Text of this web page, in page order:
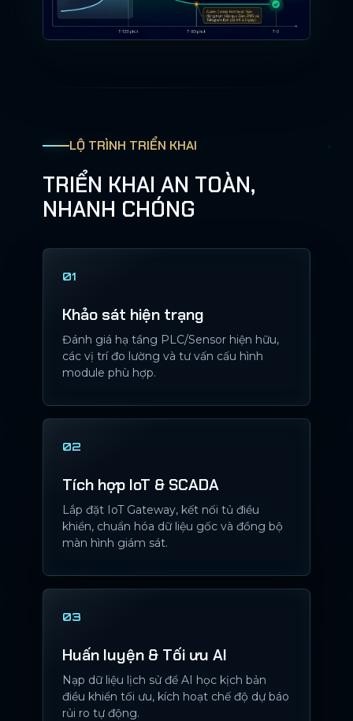
LỘ TRÌNH TRIỂN KHAI
TRIỂN KHAI AN TOÀN,
NHANH CHÓNG
01
Khảo sát hiện trạng
Đánh giá hạ tầng PLC/Sensor hiện hữu,
các vị trí đo lường và tư vấn cấu hình
module phù hợp.
02
Tích hợp IoT & SCADA
Lắp đặt IoT Gateway, kết nối tủ điều
khiển, chuẩn hóa dữ liệu gốc và đồng bộ
màn hình giám sát.
03
Huấn luyện & Tối ưu AI
Nạp dữ liệu lịch sử để AI học kịch bản
điều khiển tối ưu, kích hoạt chế độ dự báo
rủi ro tự động.